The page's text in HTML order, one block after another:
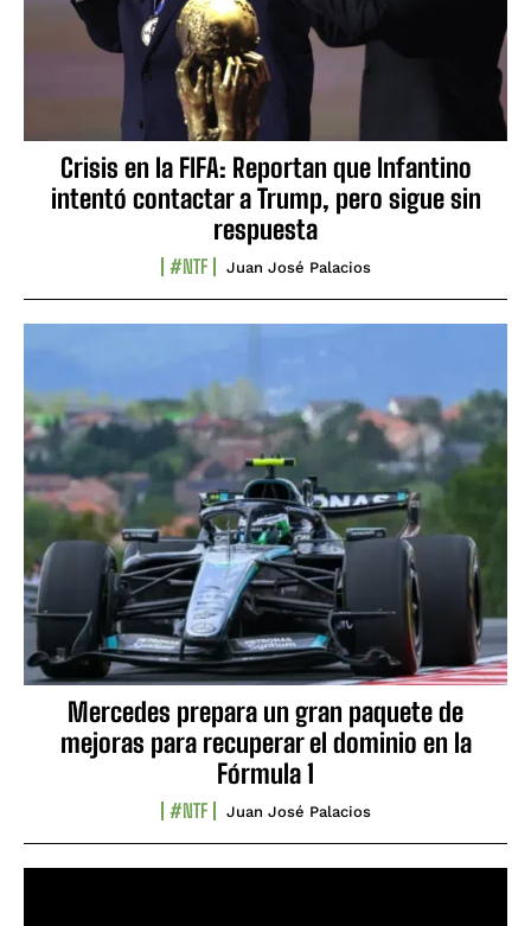
Crisis en la FIFA: Reportan que Infantino
intentó contactar a Trump, pero sigue sin
respuesta
#NTF Juan José Palacios
Mercedes prepara un gran paquete de
mejoras para recuperar el dominio en la
Fórmula 1
#NTF Juan José Palacios